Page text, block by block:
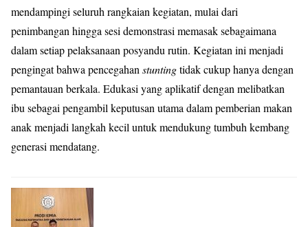
mendampingi seluruh rangkaian kegiatan, mulai dari
penimbangan hingga sesi demonstrasi memasak sebagaimana
dalam setiap pelaksanaan posyandu rutin. Kegiatan ini menjadi
pengingat bahwa pencegahan stuntingtidak cukup hanya dengan
pemantauan berkala. Edukasi yang aplikatif dengan melibatkan
ibu sebagai pengambil keputusan utama dalam pemberian makan
anak menjadi langkah kecil untuk mendukung tumbuh kembang
generasi mendatang.